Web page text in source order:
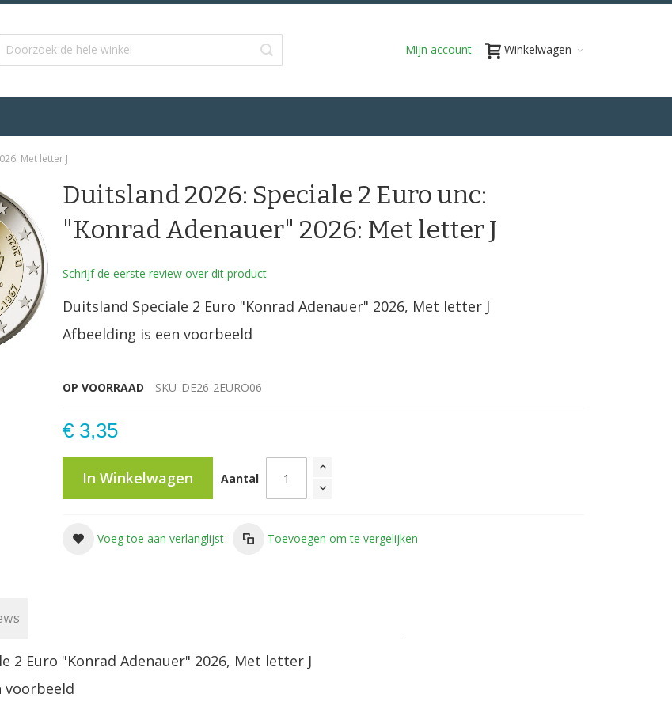
Winkelwagen
Mijn account
Met letter J
Duitsland 2026: Speciale 2 Euro unc:
"Konrad Adenauer" 2026: Met letter J
Schrijf de eerste review over dit product
Duitsland Speciale 2 Euro "Konrad Adenauer" 2026, Met letter J
Afbeelding is een voorbeeld
OP VOORRAAD SKU DE26-2EURO06
€ 3,35
Aantal
In Winkelwagen
Voeg toe aan verlanglijst Toevoegen om te vergelijken
2 Euro "Konrad Adenauer" 2026, Met letter J
voorbeeld